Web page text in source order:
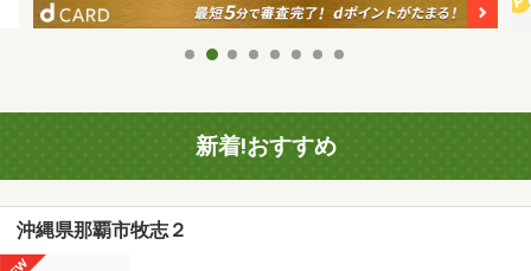
新着!おすすめ
沖縄県那覇市牧志２